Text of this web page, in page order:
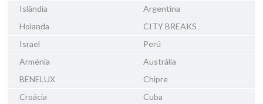
Islândia
Argentina
Holanda
CITY BREAKS
Israel
Perú
Arménia
Austrália
BENELUX
Chipre
Croácia
Cuba